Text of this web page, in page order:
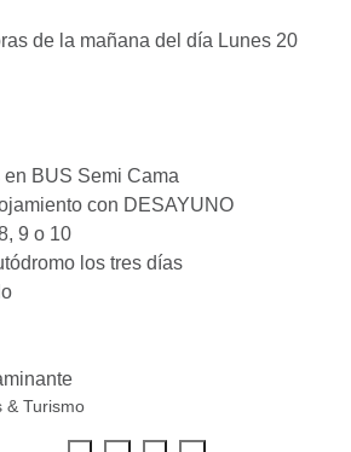
de la mañana del día Lunes 20
en BUS Semi Cama
con DESAYUNO
9 o 10
los tres días
& Turismo